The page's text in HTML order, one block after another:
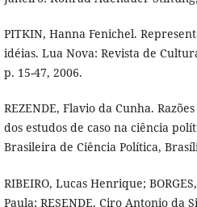
PITKIN, Hanna Fenichel.
idéias. Lua Nova: Revista de
p. 15-47, 2006.
REZENDE, Flavio da Cunha.
dos estudos de caso na ciência
Brasileira de Ciência Política,
RIBEIRO, Lucas Henrique;
Paula; RESENDE, Ciro Antonio da